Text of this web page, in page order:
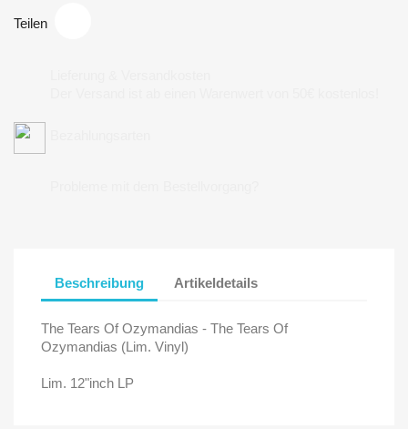
Teilen
Beschreibung Artikeldetails
The Tears Of Ozymandias - The Tears Of
Ozymandias (Lim. Vinyl)
Lim. 12"inch LP